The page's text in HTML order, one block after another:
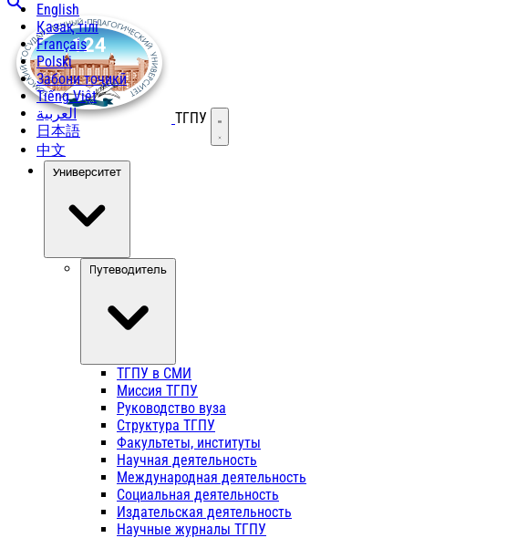
English
Қазақ тілі
Français
Polski
Забони тоҷикӣ
Tiếng Việt
العربية
日本語
中文
ТГПУ Открыть меню
Университет
Путеводитель
ТГПУ в СМИ
Миссия ТГПУ
Руководство вуза
Структура ТГПУ
Факультеты, институты
Научная деятельность
Международная деятельность
Социальная деятельность
Издательская деятельность
Научные журналы ТГПУ